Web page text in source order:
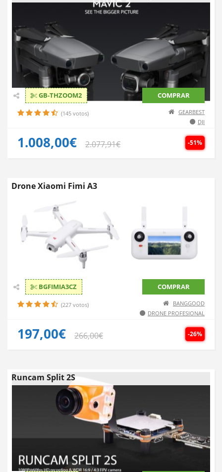
GB-THZOOM2 COMPRAR
(145 votos)
GEARBEST
DJI
-51%
1.008,00€ 2.077,91€
Drone Xiaomi Fimi A3
BGFIMIA3CZ COMPRAR
(227 votos)
BANGGOOD
DRONE PROFESIONAL
-26%
197,00€ 266,00€
Runcam Split 2S